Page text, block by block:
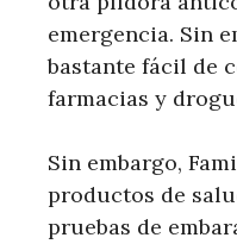
emergencia. Sin
bastante fácil de
farmacias y
Sin embargo,
productos de
pruebas de